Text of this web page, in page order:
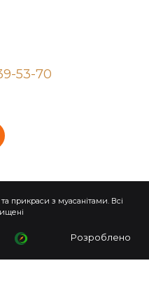
53-70
прикраси з муасанітами. Всі
Розроблено